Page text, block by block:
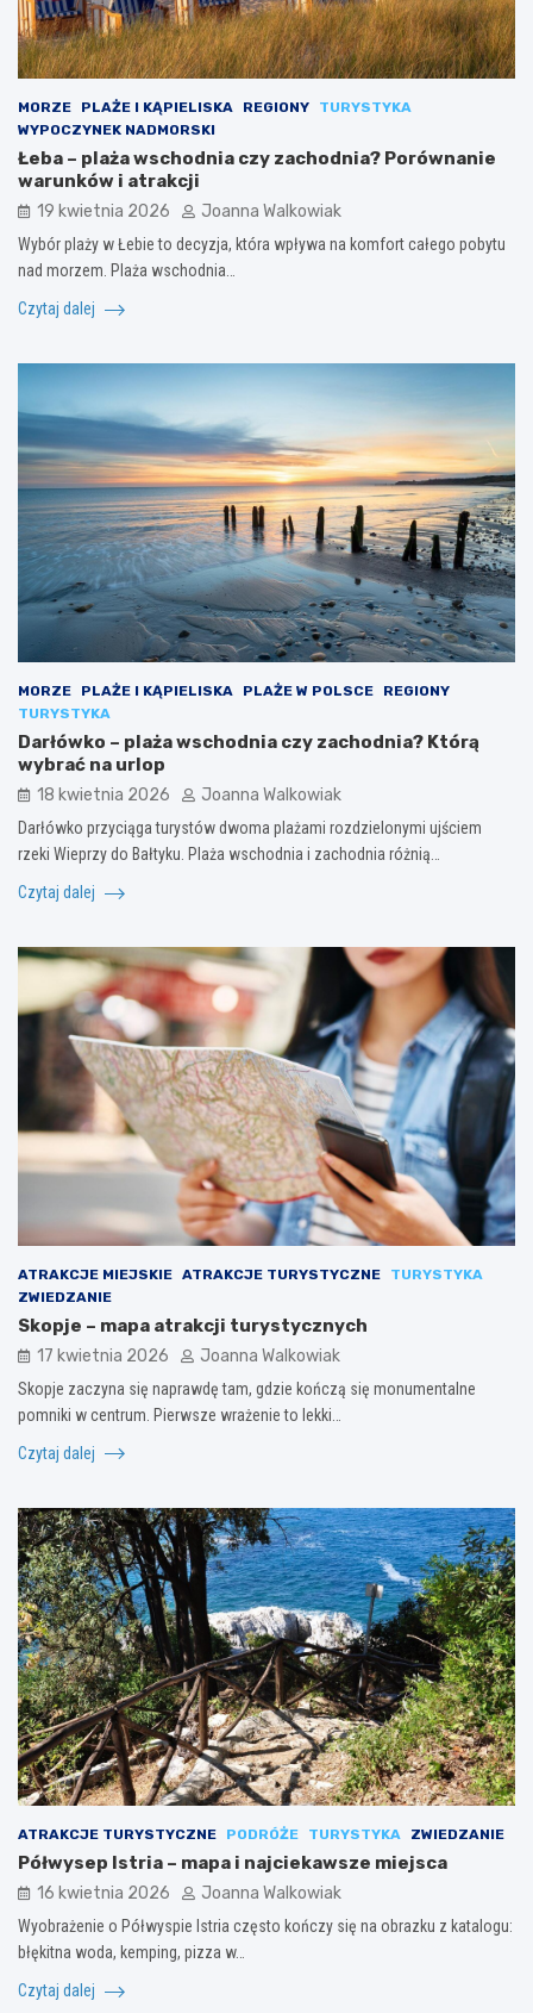
MORZE PLAŻE I KĄPIELISKA REGIONY
TURYSTYKA
WYPOCZYNEK NADMORSKI
Łeba – plaża wschodnia czy zachodnia? Porównanie
warunków i atrakcji
19 kwietnia 2026 Joanna Walkowiak
Wybór plaży w Łebie to decyzja, która wpływa na komfort całego pobytu
nad morzem. Plaża wschodnia…
Czytaj dalej
MORZE PLAŻE I KĄPIELISKA PLAŻE W POLSCE
REGIONY
TURYSTYKA
Darłówko – plaża wschodnia czy zachodnia? Którą
wybrać na urlop
18 kwietnia 2026 Joanna Walkowiak
Darłówko przyciąga turystów dwoma plażami rozdzielonymi ujściem
rzeki Wieprzy do Bałtyku. Plaża wschodnia i zachodnia różnią…
Czytaj dalej
ATRAKCJE MIEJSKIE ATRAKCJE TURYSTYCZNE
TURYSTYKA
ZWIEDZANIE
Skopje – mapa atrakcji turystycznych
17 kwietnia 2026 Joanna Walkowiak
Skopje zaczyna się naprawdę tam, gdzie kończą się monumentalne
pomniki w centrum. Pierwsze wrażenie to lekki…
Czytaj dalej
ATRAKCJE TURYSTYCZNE PODRÓŻE TURYSTYKA ZWIEDZANIE
Półwysep Istria – mapa i najciekawsze miejsca
16 kwietnia 2026 Joanna Walkowiak
Wyobrażenie o Półwyspie Istria często kończy się na obrazku z katalogu:
błękitna woda, kemping, pizza w…
Czytaj dalej